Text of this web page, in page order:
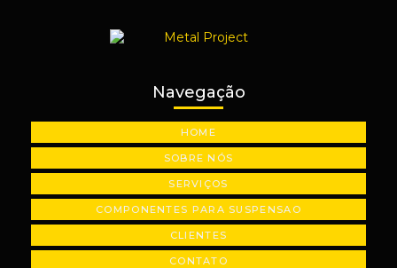
Usinagem de peças automotivas
Usinagem de peças em são paulo
Usinagem de plásticos industriais
Usinagem de polias industriais
Usinagem de precisão
Navegação
HOME
SOBRE NÓS
SERVIÇOS
COMPONENTES PARA SUSPENSAO
CLIENTES
CONTATO